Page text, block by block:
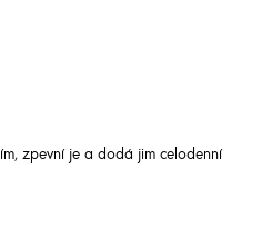
zpevní je a dodá jim celodenní